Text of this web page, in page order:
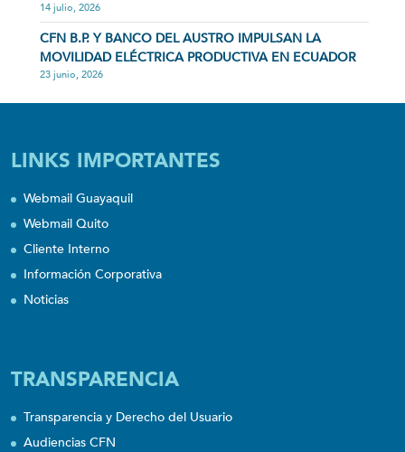
14 julio, 2026
CFN B.P. Y BANCO DEL AUSTRO IMPULSAN LA
MOVILIDAD ELÉCTRICA PRODUCTIVA EN ECUADOR
23 junio, 2026
LINKS IMPORTANTES
Webmail Guayaquil
Webmail Quito
Cliente Interno
Información Corporativa
Noticias
TRANSPARENCIA
Transparencia y Derecho del Usuario
Audiencias CFN